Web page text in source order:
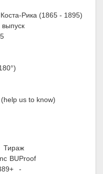
Рика (1865 - 1895)
us to know)
Тираж
BUProof
+ -